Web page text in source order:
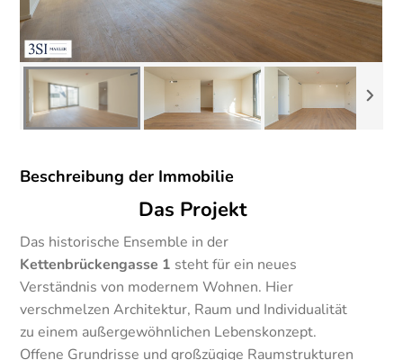
Beschreibung der Immobilie
Das Projekt
Das historische Ensemble in der
Kettenbrückengasse 1 steht für ein neues
Verständnis von modernem Wohnen. Hier
verschmelzen Architektur, Raum und Individualität
zu einem außergewöhnlichen Lebenskonzept.
Offene Grundrisse und großzügige Raumstrukturen